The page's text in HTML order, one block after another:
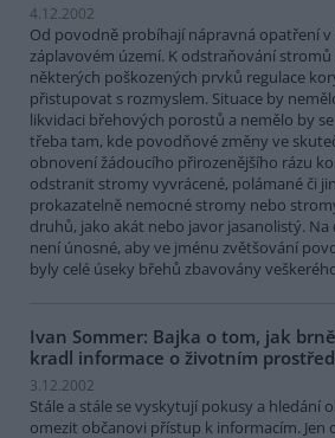
4.12.2002
Od povodně probíhají nápravná opatření v
záplavovém území. K odstraňování
některých poškozených prvků regulace
přistupovat s rozmyslem. Situace by
likvidaci břehových porostů a nemělo by
třeba tam, kde povodňové změny ve
obnovení žádoucího přirozenějšího rázu
odstranit stromy vyvrácené, polámané či
prokazatelně nemocné stromy nebo
druhů, jako akát nebo javor jasanolistý.
není únosné, aby ve jménu zvětšování
byly celé úseky břehů zbavovány
Ivan Sommer: Bajka o tom, jak
kradl informace o životním
3.12.2002
Stále a stále se vyskytují pokusy a hledání
omezit občanovi přístup k informacím.